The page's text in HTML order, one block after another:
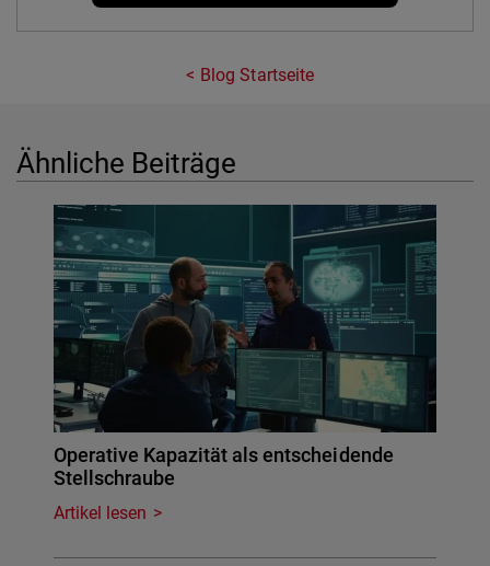
Blog Startseite
Ähnliche Beiträge
Operative Kapazität als entscheidende
Stellschraube
Artikel lesen